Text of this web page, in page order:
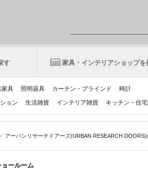
す 家具・インテリアショップを
家具 照明器具 カーテン・ブラインド
時計
ョン 生活雑貨 インテリア雑貨 キッチン・住
アーバンリサーチドアーズ(URBAN RESEARCH DOORS)
ールーム